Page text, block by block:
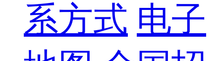
系方式 电子